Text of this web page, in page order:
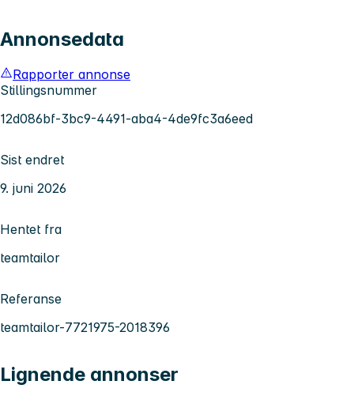
Annonsedata
Rapporter annonse
Stillingsnummer
12d086bf-3bc9-4491-aba4-4de9fc3a6eed
Sist endret
9. juni 2026
Hentet fra
teamtailor
Referanse
teamtailor-7721975-2018396
Lignende annonser